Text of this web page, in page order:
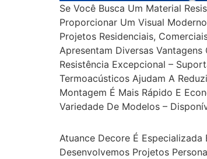
Se Você Busca Um Material
Proporcionar Um Visual
Projetos Residenciais,
Apresentam Diversas
Resistência Excepcional –
Termoacústicos Ajudam A
Montagem É Mais Rápido E
Variedade De Modelos –
Atuance Decore É
Desenvolvemos Projetos